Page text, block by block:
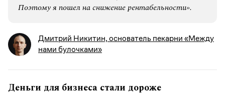
Поэтому я пошел на снижение рентабельности».
Дмитрий Никитин, основатель пекарни «Между
нами булочками»
Деньги для бизнеса стали дороже